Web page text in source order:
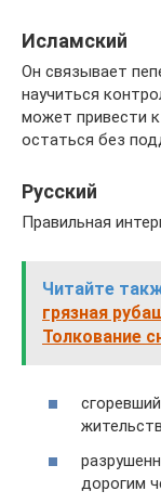
Исламский
Он связывает
научиться
может привести
остаться без
Русский
Правильная
Читайте
грязная
Толкование
дорогим